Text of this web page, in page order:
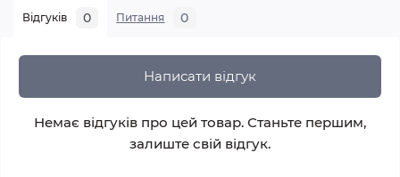
Відгуків 0 Питання 0
Написати відгук
Немає відгуків про цей товар. Станьте першим,
залиште свій відгук.